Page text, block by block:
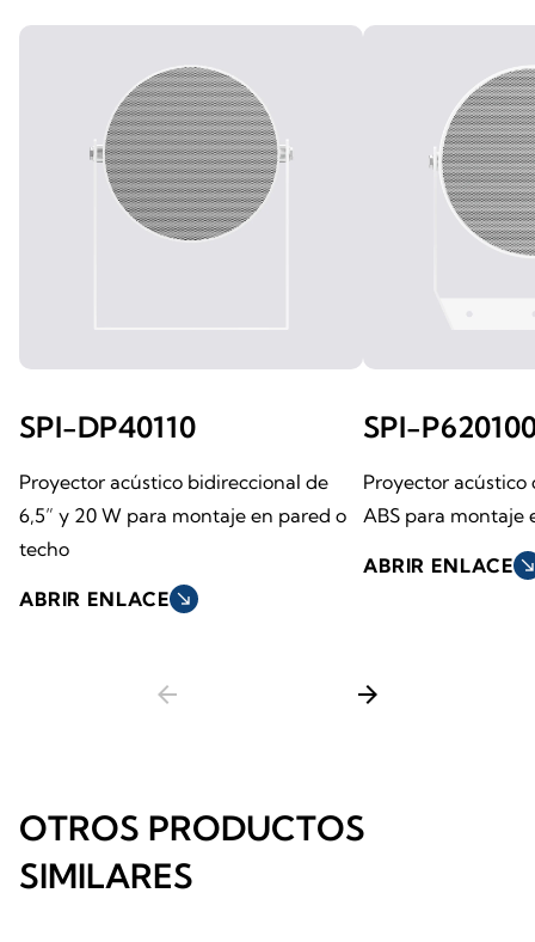
SPI-DP40110
Proyector acústico bidireccional de
6,5” y 20 W para montaje en pared o
techo
ABRIR ENLACE south_east
SPI-
Proyector acústico
ABS para montaje
ABRIR ENLACE
arrow_back arrow_forward
OTROS PRODUCTOS
SIMILARES